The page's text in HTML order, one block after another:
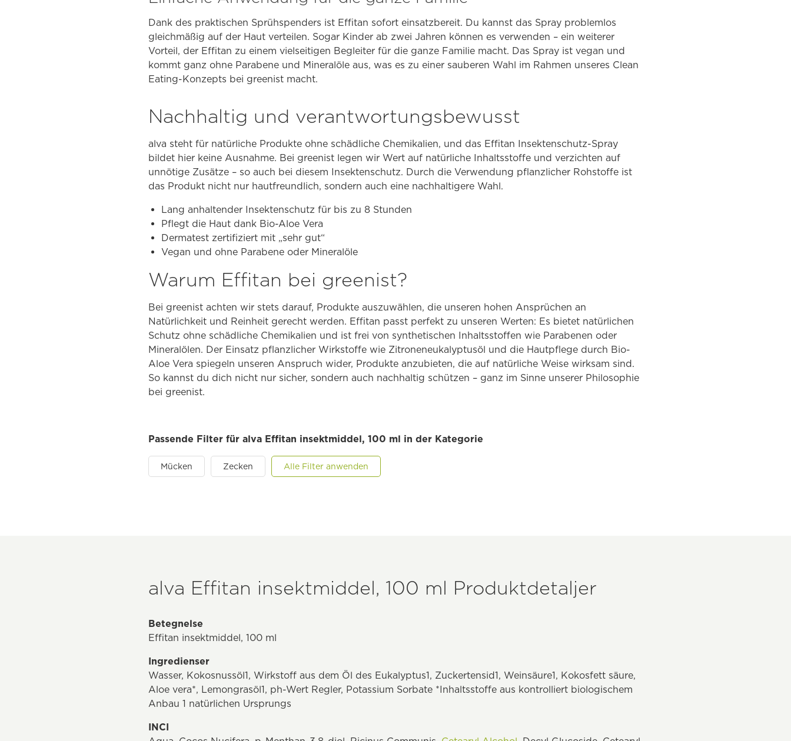
Dank des praktischen Sprühspenders ist Effitan sofort einsatzbereit. Du kannst das Spray problemlos
gleichmäßig auf der Haut verteilen. Sogar Kinder ab zwei Jahren können es verwenden – ein weiterer
Vorteil, der Effitan zu einem vielseitigen Begleiter für die ganze Familie macht. Das Spray ist vegan und
kommt ganz ohne Parabene und Mineralöle aus, was es zu einer sauberen Wahl im Rahmen unseres Clean
Eating-Konzepts bei greenist macht.
Nachhaltig und verantwortungsbewusst
alva steht für natürliche Produkte ohne schädliche Chemikalien, und das Effitan Insektenschutz-Spray
bildet hier keine Ausnahme. Bei greenist legen wir Wert auf natürliche Inhaltsstoffe und verzichten auf
unnötige Zusätze – so auch bei diesem Insektenschutz. Durch die Verwendung pflanzlicher Rohstoffe ist
das Produkt nicht nur hautfreundlich, sondern auch eine nachhaltigere Wahl.
Lang anhaltender Insektenschutz für bis zu 8 Stunden
Pflegt die Haut dank Bio-Aloe Vera
Dermatest zertifiziert mit „sehr gut“
Vegan und ohne Parabene oder Mineralöle
Warum Effitan bei greenist?
Bei greenist achten wir stets darauf, Produkte auszuwählen, die unseren hohen Ansprüchen an
Natürlichkeit und Reinheit gerecht werden. Effitan passt perfekt zu unseren Werten: Es bietet natürlichen
Schutz ohne schädliche Chemikalien und ist frei von synthetischen Inhaltsstoffen wie Parabenen oder
Mineralölen. Der Einsatz pflanzlicher Wirkstoffe wie Zitroneneukalyptusöl und die Hautpflege durch Bio-
Aloe Vera spiegeln unseren Anspruch wider, Produkte anzubieten, die auf natürliche Weise wirksam sind.
So kannst du dich nicht nur sicher, sondern auch nachhaltig schützen – ganz im Sinne unserer Philosophie
bei greenist.
Passende Filter für alva Effitan insektmiddel, 100 ml in der Kategorie
Mücken Zecken Alle Filter anwenden
alva Effitan insektmiddel, 100 ml Produktdetaljer
Betegnelse
Effitan insektmiddel, 100 ml
Ingredienser
Wasser, Kokosnussöl1, Wirkstoff aus dem Öl des Eukalyptus1, Zuckertensid1, Weinsäure1, Kokosfett säure,
Aloe vera*, Lemongrasöl1, ph-Wert Regler, Potassium Sorbate *Inhaltsstoffe aus kontrolliert biologischem
Anbau 1 natürlichen Ursprungs
INCI